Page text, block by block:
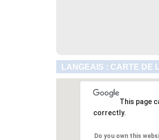
LANGEAIS : CARTE DE
This page
correctly.
Do you own this